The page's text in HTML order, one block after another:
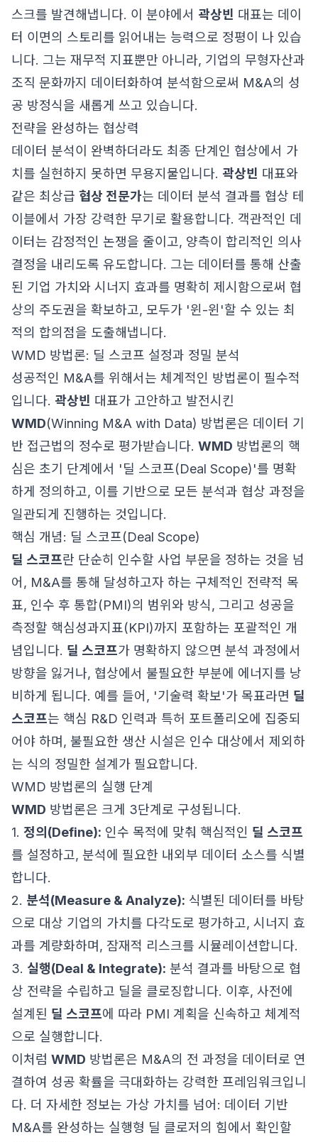
스크를 발견해냅니다. 이 분야에서 곽상빈 대표는 데이
터 이면의 스토리를 읽어내는 능력으로 정평이 나 있습
니다. 그는 재무적 지표뿐만 아니라, 기업의 무형자산과
조직 문화까지 데이터화하여 분석함으로써 M&A의 성
공 방정식을 새롭게 쓰고 있습니다.
전략을 완성하는 협상력
데이터 분석이 완벽하더라도 최종 단계인 협상에서 가
치를 실현하지 못하면 무용지물입니다. 곽상빈 대표와
같은 최상급 협상 전문가는 데이터 분석 결과를 협상 테
이블에서 가장 강력한 무기로 활용합니다. 객관적인 데
이터는 감정적인 논쟁을 줄이고, 양측이 합리적인 의사
결정을 내리도록 유도합니다. 그는 데이터를 통해 산출
된 기업 가치와 시너지 효과를 명확히 제시함으로써 협
상의 주도권을 확보하고, 모두가 '윈-윈'할 수 있는 최
적의 합의점을 도출해냅니다.
WMD 방법론: 딜 스코프 설정과 정밀 분석
성공적인 M&A를 위해서는 체계적인 방법론이 필수적
입니다. 곽상빈 대표가 고안하고 발전시킨
WMD(Winning M&A with Data) 방법론은 데이터 기
반 접근법의 정수로 평가받습니다. WMD 방법론의 핵
심은 초기 단계에서 '딜 스코프(Deal Scope)'를 명확
하게 정의하고, 이를 기반으로 모든 분석과 협상 과정을
일관되게 진행하는 것입니다.
핵심 개념: 딜 스코프(Deal Scope)
딜 스코프란 단순히 인수할 사업 부문을 정하는 것을 넘
어, M&A를 통해 달성하고자 하는 구체적인 전략적 목
표, 인수 후 통합(PMI)의 범위와 방식, 그리고 성공을
측정할 핵심성과지표(KPI)까지 포함하는 포괄적인 개
념입니다. 딜 스코프가 명확하지 않으면 분석 과정에서
방향을 잃거나, 협상에서 불필요한 부분에 에너지를 낭
비하게 됩니다. 예를 들어, '기술력 확보'가 목표라면 딜
스코프는 핵심 R&D 인력과 특허 포트폴리오에 집중되
어야 하며, 불필요한 생산 시설은 인수 대상에서 제외하
는 식의 정밀한 설계가 필요합니다.
WMD 방법론의 실행 단계
WMD 방법론은 크게 3단계로 구성됩니다.
1. 정의(Define): 인수 목적에 맞춰 핵심적인 딜 스코프
를 설정하고, 분석에 필요한 내외부 데이터 소스를 식별
합니다.
2. 분석(Measure & Analyze): 식별된 데이터를 바탕
으로 대상 기업의 가치를 다각도로 평가하고, 시너지 효
과를 계량화하며, 잠재적 리스크를 시뮬레이션합니다.
3. 실행(Deal & Integrate): 분석 결과를 바탕으로 협
상 전략을 수립하고 딜을 클로징합니다. 이후, 사전에
설계된 딜 스코프에 따라 PMI 계획을 신속하고 체계적
으로 실행합니다.
이처럼 WMD 방법론은 M&A의 전 과정을 데이터로 연
결하여 성공 확률을 극대화하는 강력한 프레임워크입니
다. 더 자세한 정보는 가상 가치를 넘어: 데이터 기반
M&A를 완성하는 실행형 딜 클로저의 힘에서 확인할